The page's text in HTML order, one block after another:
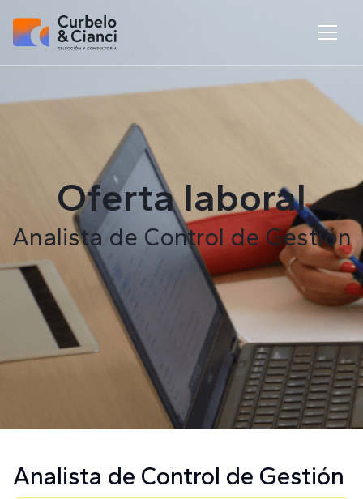
Oferta laboral
Analista de Control de Gestión
Analista de Control de Gestión